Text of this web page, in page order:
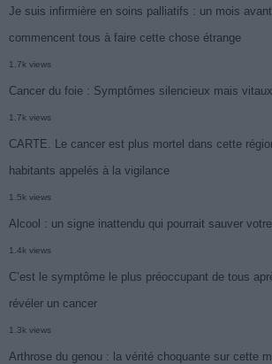
Je suis infirmière en soins palliatifs : un mois
commencent tous à faire cette chose étrange
1.7k views
Cancer du foie : Symptômes silencieux mais
1.7k views
CARTE. Le cancer est plus mortel dans cette
habitants appelés à la vigilance
1.5k views
Alcool : un signe inattendu qui pourrait sauver
1.4k views
C’est le symptôme le plus préoccupant de tous
révéler un cancer
1.3k views
Arthrose du genou : la vérité choquante sur cette